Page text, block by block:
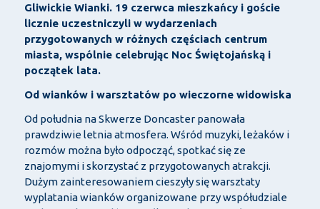
Gliwickie Wianki. 19 czerwca mieszkańcy i goście
licznie uczestniczyli w wydarzeniach
przygotowanych w różnych częściach centrum
miasta, wspólnie celebrując Noc Świętojańską i
początek lata.
Od wianków i warsztatów po wieczorne widowiska
Od południa na Skwerze Doncaster panowała
prawdziwie letnia atmosfera. Wśród muzyki, leżaków i
rozmów można było odpocząć, spotkać się ze
znajomymi i skorzystać z przygotowanych atrakcji.
Dużym zainteresowaniem cieszyły się warsztaty
wyplatania wianków organizowane przy współudziale